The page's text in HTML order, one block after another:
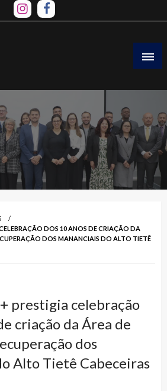
DOS 10 ANOS DE CRIAÇÃO DA
DOS MANANCIAIS DO ALTO TIETÊ
prestigia celebração
criação da Área de
dos
Alto Tietê Cabeceiras